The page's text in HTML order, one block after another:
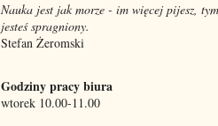
Nauka jest jak morze - im więcej pijesz,
jesteś spragniony.
Stefan Żeromski
Godziny pracy biura
wtorek 10.00-11.00